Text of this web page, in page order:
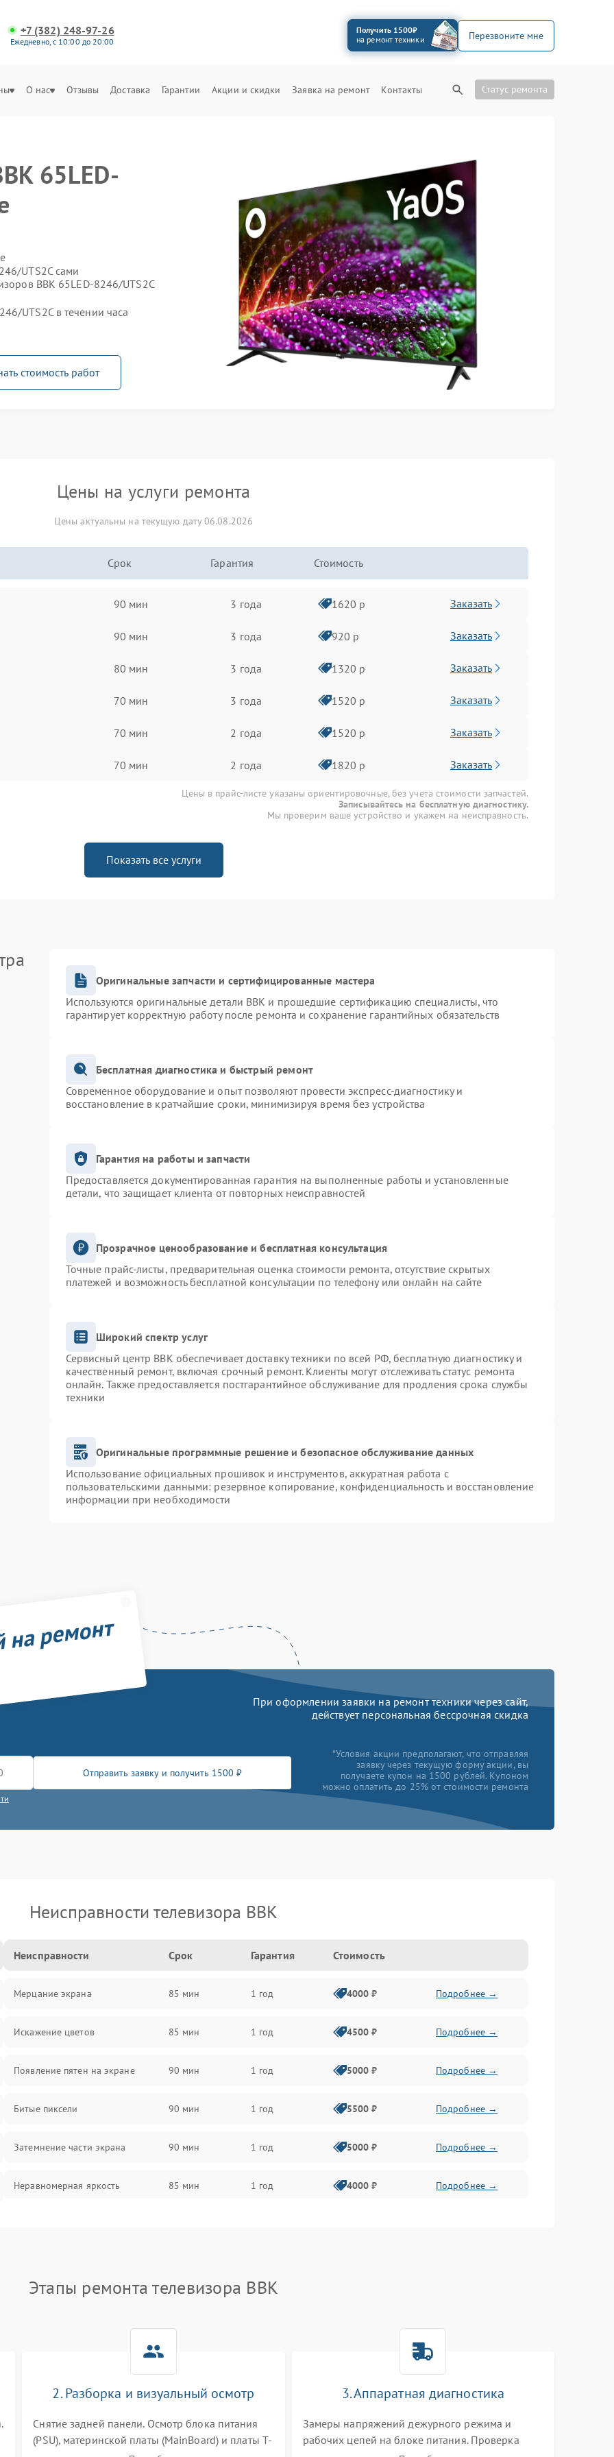
+7 (382) 248-97-26
Ежедневно, с 10:00 до 20:00
Получить 1500₽
на ремонт техники
Перезвоните мне
О нас Отзывы Доставка Гарантии Акции и скидки Заявка на ремонт Контакты Статус ремонта
65LED-
UTS2C сами
BBK 65LED-8246/UTS2C
UTS2C в течении часа
стоимость работ
Цены на услуги ремонта
Цены актуальны на текущую дату 06.08.2026
Срок Гарантия Стоимость
90 мин 3 года 1620 р Заказать
90 мин 3 года 920 р Заказать
80 мин 3 года 1320 р Заказать
70 мин 3 года 1520 р Заказать
70 мин 2 года 1520 р Заказать
70 мин 2 года 1820 р Заказать
Цены в прайс-листе указаны ориентировочные, без учета стоимости запчастей.
Записывайтесь на бесплатную диагностику.
Мы проверим ваше устройство и укажем на неисправность.
Показать все услуги
Оригинальные запчасти и сертифицированные мастера
Используются оригинальные детали BBK и прошедшие сертификацию специалисты, что
гарантирует корректную работу после ремонта и сохранение гарантийных обязательств
Бесплатная диагностика и быстрый ремонт
Современное оборудование и опыт позволяют провести экспресс-диагностику и
восстановление в кратчайшие сроки, минимизируя время без устройства
Гарантия на работы и запчасти
Предоставляется документированная гарантия на выполненные работы и установленные
детали, что защищает клиента от повторных неисправностей
Прозрачное ценообразование и бесплатная консультация
Точные прайс-листы, предварительная оценка стоимости ремонта, отсутствие скрытых
платежей и возможность бесплатной консультации по телефону или онлайн на сайте
Широкий спектр услуг
Сервисный центр BBK обеспечивает доставку техники по всей РФ, бесплатную диагностику и
качественный ремонт, включая срочный ремонт. Клиенты могут отслеживать статус ремонта
онлайн. Также предоставляется постгарантийное обслуживание для продления срока службы
техники
Оригинальные программные решение и безопасное обслуживание данных
Использование официальных прошивок и инструментов, аккуратная работа с
пользовательскими данными: резервное копирование, конфиденциальность и восстановление
информации при необходимости
ремонт
При оформлении заявки на ремонт техники через сайт,
действует персональная бессрочная скидка
Отправить заявку и получить 1500 ₽
*Условия акции предполагают, что отправляя
заявку через текущую форму акции, вы
получаете купон на 1500 рублей. Купоном
можно оплатить до 25% от стоимости ремонта
Неисправности телевизора BBK
Неисправности Срок Гарантия Стоимость
Мерцание экрана 85 мин 1 год 4000 ₽ Подробнее →
Искажение цветов 85 мин 1 год 4500 ₽ Подробнее →
Появление пятен на экране 90 мин 1 год 5000 ₽ Подробнее →
Битые пиксели 90 мин 1 год 5500 ₽ Подробнее →
Затемнение части экрана 90 мин 1 год 5000 ₽ Подробнее →
Неравномерная яркость 85 мин 1 год 4000 ₽ Подробнее →
Этапы ремонта телевизора BBK
2. Разборка и визуальный осмотр
Снятие задней панели. Осмотр блока питания
(PSU), материнской платы (MainBoard) и платы T-
3. Аппаратная диагностика
Замеры напряжений дежурного режима и
рабочих цепей на блоке питания. Проверка